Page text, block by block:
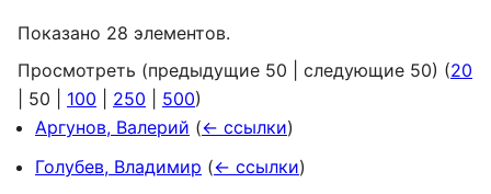
Показано 28 элементов.
Просмотреть (предыдущие 50 следующие 50) (20
50 100 250 500)
Аргунов, Валерий (← ссылки)
Голубев, Владимир (← ссылки)